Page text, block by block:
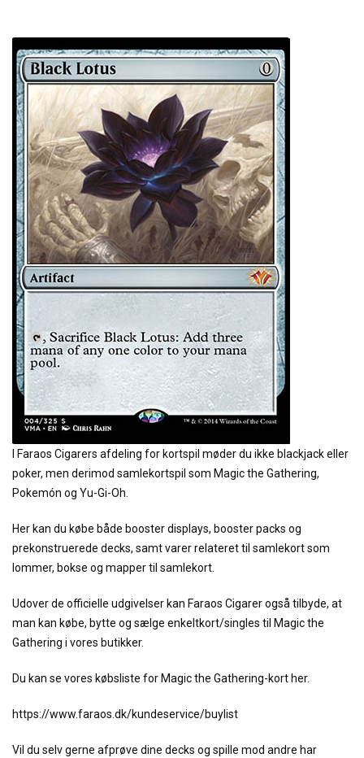
I Faraos Cigarers afdeling for kortspil møder du ikke blackjack eller
poker, men derimod samlekortspil som Magic the Gathering,
Pokemón og Yu-Gi-Oh.
Her kan du købe både booster displays, booster packs og
prekonstruerede decks, samt varer relateret til samlekort som
lommer, bokse og mapper til samlekort.
Udover de officielle udgivelser kan Faraos Cigarer også tilbyde, at
man kan købe, bytte og sælge enkeltkort/singles til Magic the
Gathering i vores butikker.
Du kan se vores købsliste for Magic the Gathering-kort her.
https://www.faraos.dk/kundeservice/buylist
Vil du selv gerne afprøve dine decks og spille mod andre har